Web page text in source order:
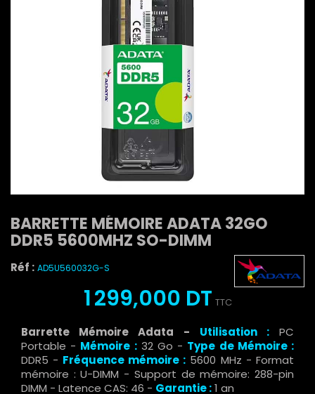
BARRETTE MÉMOIRE ADATA 32GO
DDR5 5600MHZ SO-DIMM
Réf : AD5U560032G-S
1 299,000 DT TTC
Barrette Mémoire Adata - Utilisation :PC
Portable - Mémoire :32 Go - Type de Mémoire :
DDR5 - Fréquence mémoire : 5600 MHz - Format
mémoire : U-DIMM - Support de mémoire: 288-pin
DIMM - Latence CAS: 46 - Garantie :1 an